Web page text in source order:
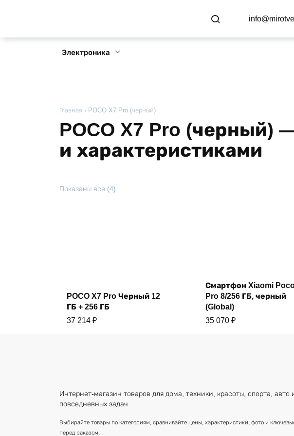
Электроника
Главная › POCO X7 Pro (черный)
POCO X7 Pro (черный)
и характеристиками
Показаны все (4)
POCO X7 Pro Черный 12
ГБ + 256 ГБ
37 214 ₽
Купить
Смартфон Xiaomi
Pro 8/256 ГБ, черный
(Global)
35 070 ₽
Интернет-магазин товаров для дома, техники, красоты, спорта, авто
повседневных задач.
Выбирайте товары по категориям, сравнивайте цены, характеристики, фото и
перед заказом.